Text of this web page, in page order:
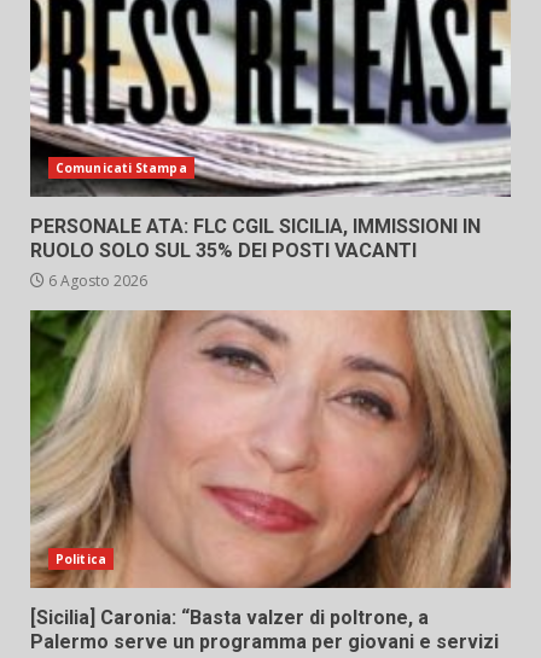
Comunicati Stampa
PERSONALE ATA: FLC CGIL SICILIA, IMMISSIONI IN
RUOLO SOLO SUL 35% DEI POSTI VACANTI
6 Agosto 2026
Politica
[Sicilia] Caronia: “Basta valzer di poltrone, a
Palermo serve un programma per giovani e servizi